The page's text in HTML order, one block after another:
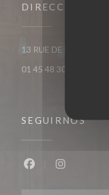
DIRECCIÓN
13 RUE DE MEZIERES
01 45 48 30 38
SEGUIRNOS